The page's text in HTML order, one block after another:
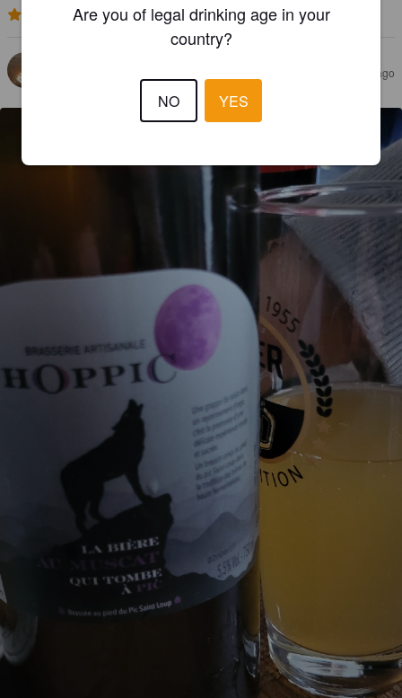
3.0
3 months ago
Are you of legal drinking age in your
country?
NO YES